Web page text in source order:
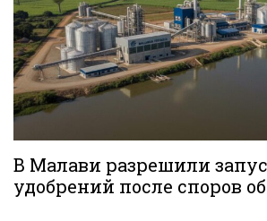
В Малави разрешили
удобрений после споров